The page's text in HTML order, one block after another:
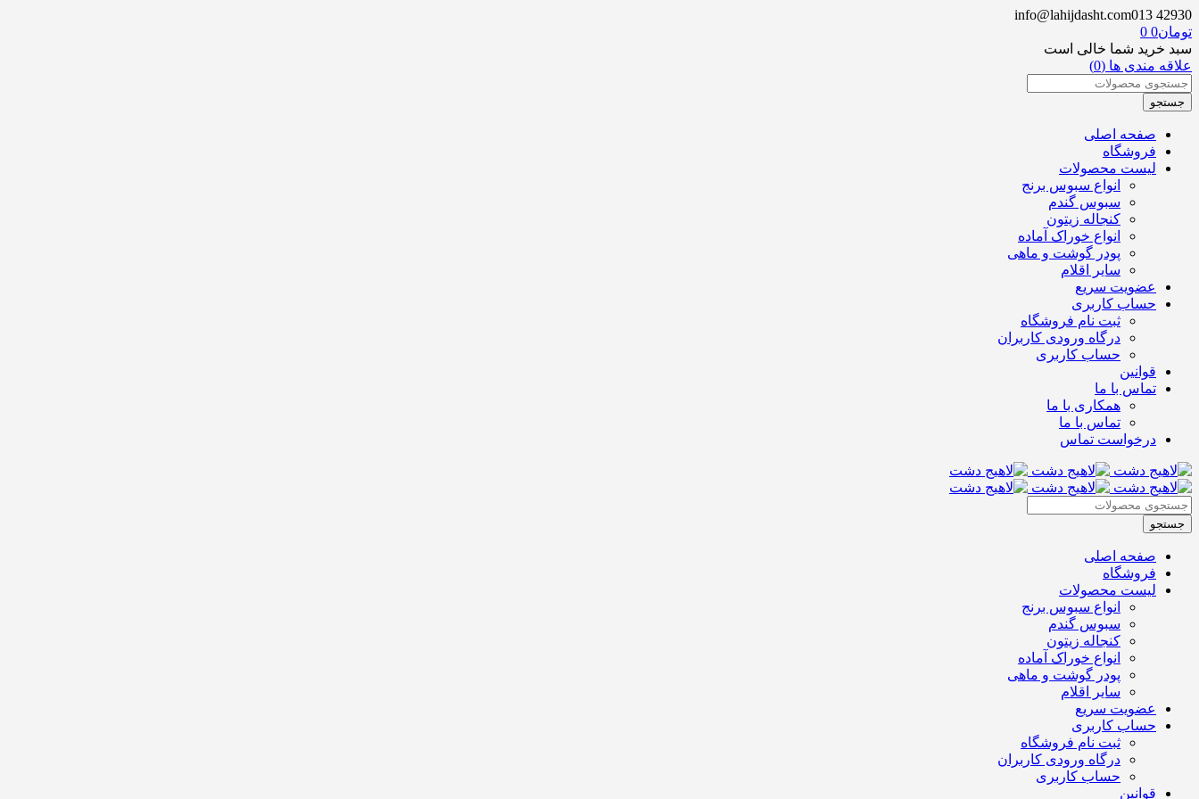
info@lahijdasht.com013 42930
تومان0
0
سبد خرید شما خالی است
علاقه مندی ها (0)
صفحه اصلی
فروشگاه
لیست محصولات
انواع سبوس برنج
سبوس گندم
کنجاله زیتون
انواع خوراک آماده
پودر گوشت و ماهی
سایر اقلام
عضویت سریع
حساب کاربری
ثبت نام فروشگاه
درگاه ورودی کاربران
حساب کاربری
قوانین
تماس با ما
همکاری با ما
تماس با ما
درخواست تماس
صفحه اصلی
فروشگاه
لیست محصولات
انواع سبوس برنج
سبوس گندم
کنجاله زیتون
انواع خوراک آماده
پودر گوشت و ماهی
سایر اقلام
عضویت سریع
حساب کاربری
ثبت نام فروشگاه
درگاه ورودی کاربران
حساب کاربری
قوانین